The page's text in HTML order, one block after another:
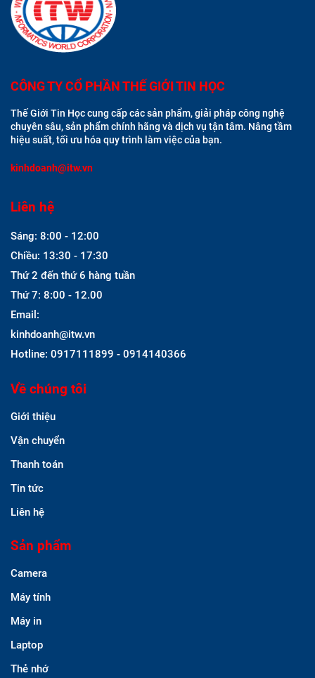
CÔNG TY CỔ PHẦN THẾ GIỚI TIN HỌC
Thế Giới Tin Học cung cấp các sản phẩm, giải pháp công nghệ
chuyên sâu, sản phẩm chính hãng và dịch vụ tận tâm. Nâng tầm
hiệu suất, tối ưu hóa quy trình làm việc của bạn.
kinhdoanh@itw.vn
Liên hệ
Sáng: 8:00 - 12:00
Chiều: 13:30 - 17:30
Thứ 2 đến thứ 6 hàng tuần
Thứ 7: 8:00 - 12.00
Email:
kinhdoanh@itw.vn
Hotline: 0917111899 - 0914140366
Về chúng tôi
Giới thiệu
Vận chuyển
Thanh toán
Tin tức
Liên hệ
Sản phẩm
Camera
Máy tính
Máy in
Laptop
Thẻ nhớ